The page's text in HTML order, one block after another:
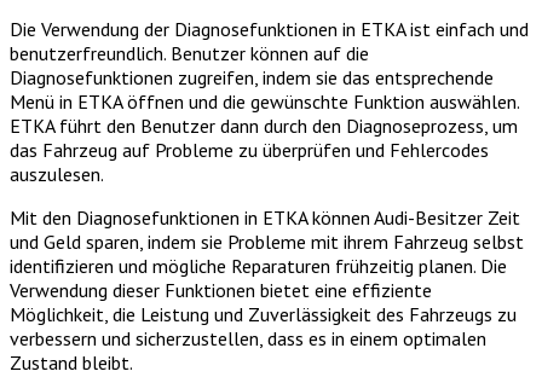
Die Verwendung der Diagnosefunktionen in ETKA ist einfach und
benutzerfreundlich. Benutzer können auf die
Diagnosefunktionen zugreifen, indem sie das entsprechende
Menü in ETKA öffnen und die gewünschte Funktion auswählen.
ETKA führt den Benutzer dann durch den Diagnoseprozess, um
das Fahrzeug auf Probleme zu überprüfen und Fehlercodes
auszulesen.
Mit den Diagnosefunktionen in ETKA können Audi-Besitzer Zeit
und Geld sparen, indem sie Probleme mit ihrem Fahrzeug selbst
identifizieren und mögliche Reparaturen frühzeitig planen. Die
Verwendung dieser Funktionen bietet eine effiziente
Möglichkeit, die Leistung und Zuverlässigkeit des Fahrzeugs zu
verbessern und sicherzustellen, dass es in einem optimalen
Zustand bleibt.